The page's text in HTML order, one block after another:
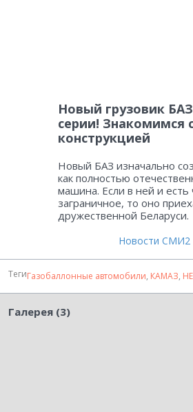
Новый грузовик
серии! Знакомимся
конструкцией
Новый БАЗ изначально
как полностью
машина. Если в ней и есть
заграничное, то оно
дружественной Беларуси.
Новости СМИ2
ТегиГазобаллонные автомобили, КАМАЗ,
Галерея (3)